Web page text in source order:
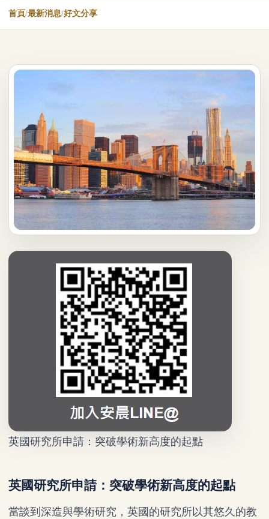
首頁/最新消息/好文分享
英國研究所申請：突破學術新高度的起點
英國研究所申請：突破學術新高度的起點
當談到深造與學術研究，英國的研究所以其悠久的教